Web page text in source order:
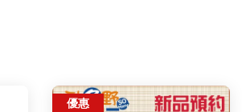
優惠